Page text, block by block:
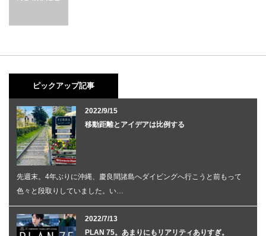
ピックアップ記事
2022/9/15
移動距離とアイデアは比例する
先週末。4年ぶりに沖縄、慶良間諸島へダイビングへ行こうと前もって
色々と段取りしていました。い…
2022/7/13
PLAN 75。あまりにもリアリティありすぎ。